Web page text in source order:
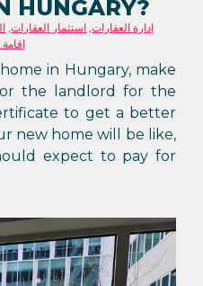
HUNGARY?
إدارة العقارات, استثمار العقارات,
in Hungary, make
the landlord for the
to get a better
new home will be like,
expect to pay for